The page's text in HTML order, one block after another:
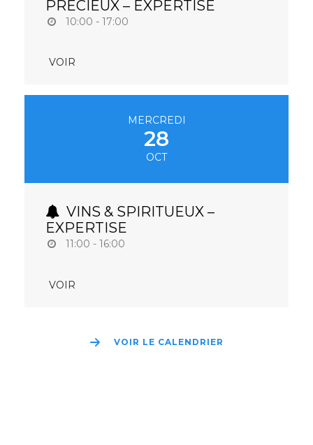
PRÉCIEUX – EXPERTISE
10:00 - 17:00
VOIR
MERCREDI
28
OCT
VINS & SPIRITUEUX –
EXPERTISE
11:00 - 16:00
VOIR
VOIR LE CALENDRIER